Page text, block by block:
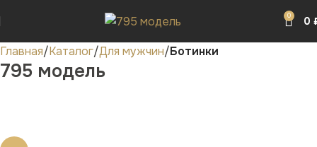
0 0
Главная Каталог Для мужчин Ботинки
795 модель